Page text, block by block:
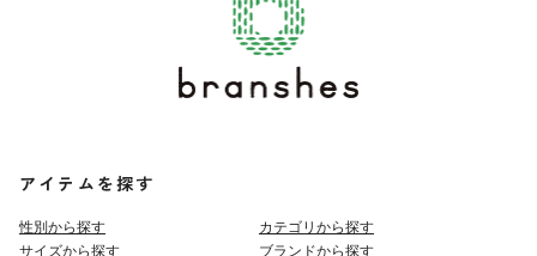
アイテムを探す
性別から探す
カテゴリから探す
サイズから探す
ブランドから探す